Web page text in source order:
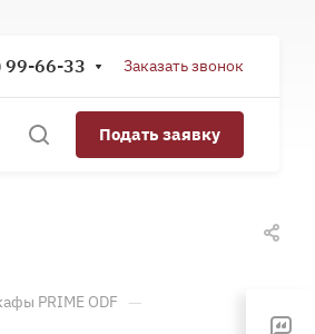
99-66-33 Заказать звонок
Подать заявку
PRIME ODF —